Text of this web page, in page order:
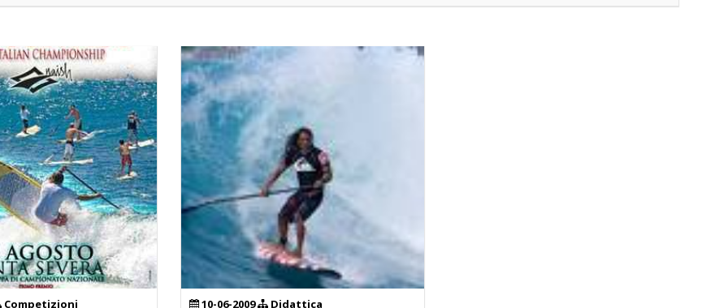
Competizioni 10-06-2009 Didattica